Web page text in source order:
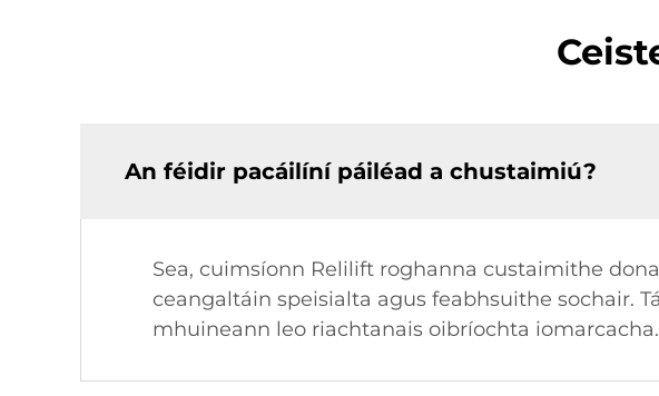
An féidir pacáilíní páiléad a chustaimiú?
Sea, cuimsíonn Relilift roghanna custaimithe
ceangaltáin speisialta agus feabhsuithe sochair.
mhuineann leo riachtanais oibríochta iomarcacha.